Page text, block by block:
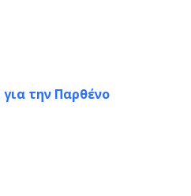
την Παρθένο